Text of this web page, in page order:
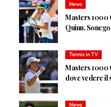
News
Masters 1000
Quinn,
Tennis in TV
Masters 1000
dove vedere il
News